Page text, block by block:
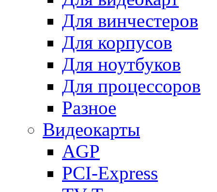
Для винчестеров
Для корпусов
Для ноутбуков
Для процессоров
Разное
Видеокарты
AGP
PCI-Express